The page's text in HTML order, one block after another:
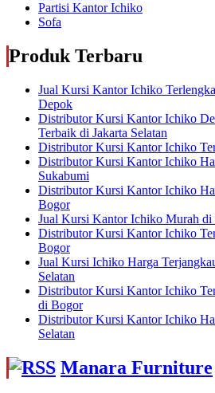
Partisi Kantor Ichiko
Sofa
Produk Terbaru
Jual Kursi Kantor Ichiko
Depok
Distributor Kursi Kantor Ichiko
Terbaik di Jakarta Selatan
Distributor Kursi Kantor Ichiko
Distributor Kursi Kantor Ichiko
Sukabumi
Distributor Kursi Kantor Ichiko
Bogor
Jual Kursi Kantor Ichiko Murah di
Distributor Kursi Kantor Ichiko
Bogor
Jual Kursi Ichiko Harga
Selatan
Distributor Kursi Kantor Ichiko
di Bogor
Distributor Kursi Kantor Ichiko
Selatan
Manara Furniture